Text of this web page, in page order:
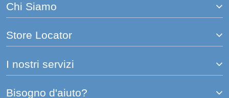
Chi Siamo
Store Locator
I nostri servizi
Bisogno d'aiuto?